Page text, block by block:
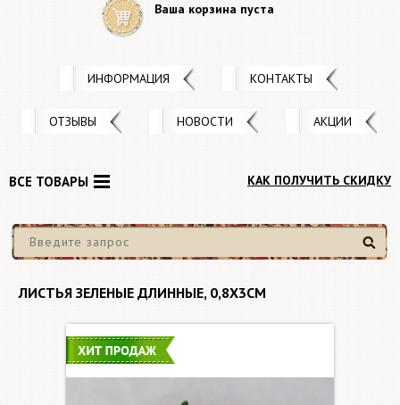
Ваша корзина пуста
ИНФОРМАЦИЯ КОНТАКТЫ
ОТЗЫВЫ НОВОСТИ АКЦИИ
КАК ПОЛУЧИТЬ СКИДКУ
Найти
ВСЕ ТОВАРЫ
ЛИСТЬЯ ЗЕЛЕНЫЕ ДЛИННЫЕ, 0,8Х3СМ